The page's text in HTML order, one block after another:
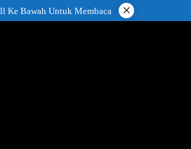
Ke Bawah Untuk Membaca ×